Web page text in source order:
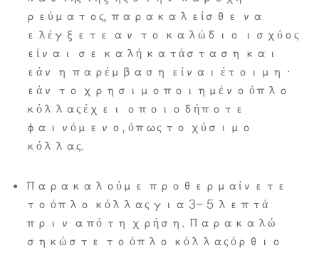
ρεύματος, παρακαλείσθε να
ελέγξετε αν το καλώδιο ισχύος
είναι σε καλή κατάσταση και
εάν η παρέμβαση είναι έτοιμη·
εάν το χρησιμοποιημένο όπλο
κόλλας έχει οποιοδήποτε
φαινόμενο, όπως το χύσιμο
κόλλας.
Παρακαλούμε προθερμαίνετε
το όπλο κόλλας για 3- 5 λεπτά
πριν από τη χρήση. Παρακαλώ
σηκώστε το όπλο κόλλας όρθιο